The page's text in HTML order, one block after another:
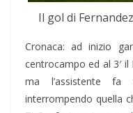
Il gol di
Cronaca: ad inizio
centrocampo ed al 3′
ma l’assistente
interrompendo quella